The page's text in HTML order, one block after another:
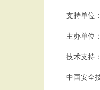
支持单位：
主办单位：
技术支持：
中国安全技